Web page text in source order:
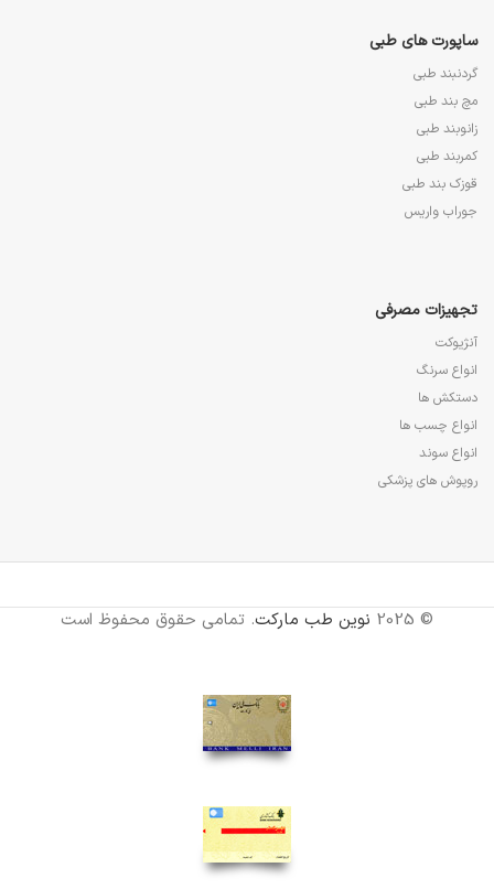
ساپورت های طبی
گردنبند طبی
مچ بند طبی
زانوبند طبی
کمربند طبی
قوزک بند طبی
جوراب واریس
تجهیزات مصرفی
آنژیوکت
انواع سرنگ
دستکش ها
انواع چسب ها
انواع سوند
روپوش های پزشکی
© 2025 نوین طب مارکت. تمامی حقوق محفوظ است